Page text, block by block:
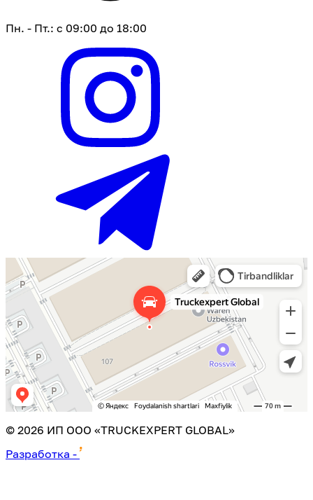
Пн. - Пт.: с 09:00 до 18:00
© 2026 ИП ООО «TRUCKEXPERT GLOBAL»
Разработка -